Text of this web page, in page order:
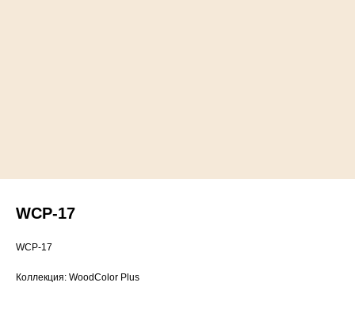
WCP-17
WCP-17
Коллекция: WoodColor Plus